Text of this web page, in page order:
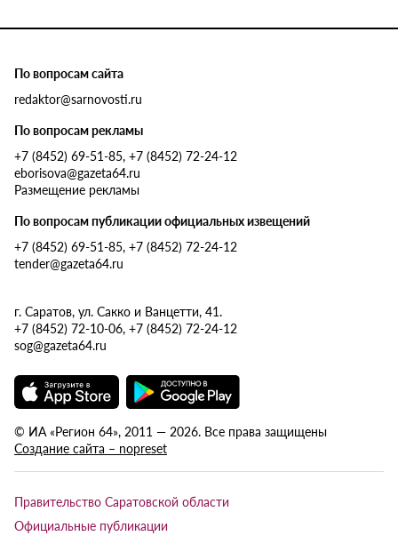
По вопросам сайта
redaktor@sarnovosti.ru
По вопросам рекламы
+7 (8452) 69-51-85, +7 (8452) 72-24-12
eborisova@gazeta64.ru
Размещение рекламы
По вопросам публикации официальных извещений
+7 (8452) 69-51-85, +7 (8452) 72-24-12
tender@gazeta64.ru
г. Саратов, ул. Сакко и Ванцетти, 41.
+7 (8452) 72-10-06, +7 (8452) 72-24-12
sog@gazeta64.ru
© ИА «Регион 64», 2011 — 2026. Все права защищены
Создание сайта – nopreset
Правительство Саратовской области
Официальные публикации